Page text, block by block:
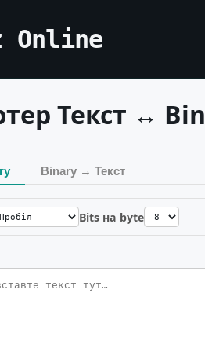
Online
Текст ↔
Binary → Текст
Bits на byte